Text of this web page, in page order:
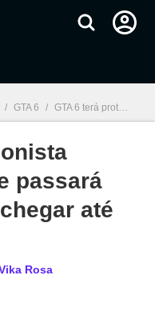
/ GTA 6 / GTA 6 terá protagonista feminina latina, se passará em Miami e deve chegar até 2024, diz site
passará
até
Rosa